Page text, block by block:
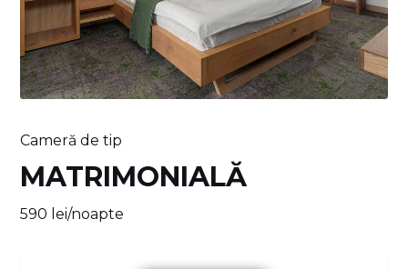
Cameră de tip
MATRIMONIALĂ
590 lei/noapte